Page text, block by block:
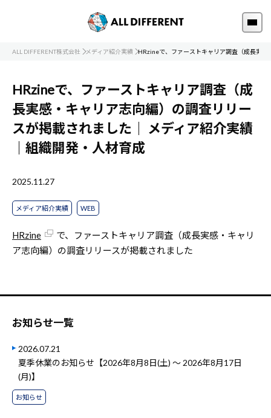
ALL DIFFERENT株式会社 メディア紹介実績 HRzineで、ファーストキャリア調査（成長実
HRzineで、ファーストキャリア調査（成
長実感・キャリア志向編）の調査リリー
スが掲載されました｜ メディア紹介実績
｜組織開発・人材育成
2025.11.27
メディア紹介実績 WEB
HRzine
で、ファーストキャリア調査（成長実感・キャリ
ア志向編）の調査リリースが掲載されました
お知らせ一覧
2026.07.21
夏季休業のお知らせ【2026年8月8日(土) ～ 2026年8月17日
(月)】
お知らせ